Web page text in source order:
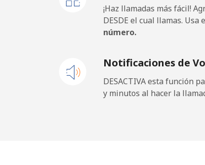
Kuwait
Celular
Kyrgyzstan
¡Haz llamadas más fácil!
DESDE el cual llamas. Usa
número.
Notificaciones de
DESACTIVA esta función
y minutos al hacer la